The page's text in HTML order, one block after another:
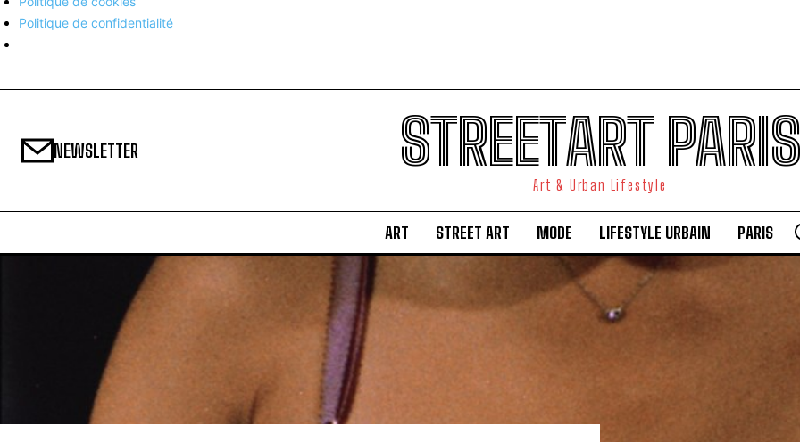
Politique de confidentialité
NEWSLETTER STREETART PARIS
Art & Urban Lifestyle
ART STREET ART MODE LIFESTYLE URBAIN PARIS